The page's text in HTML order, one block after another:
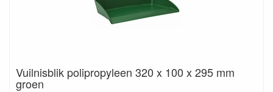
Vuilnisblik polipropyleen 320 x 100 x 295 mm
groen